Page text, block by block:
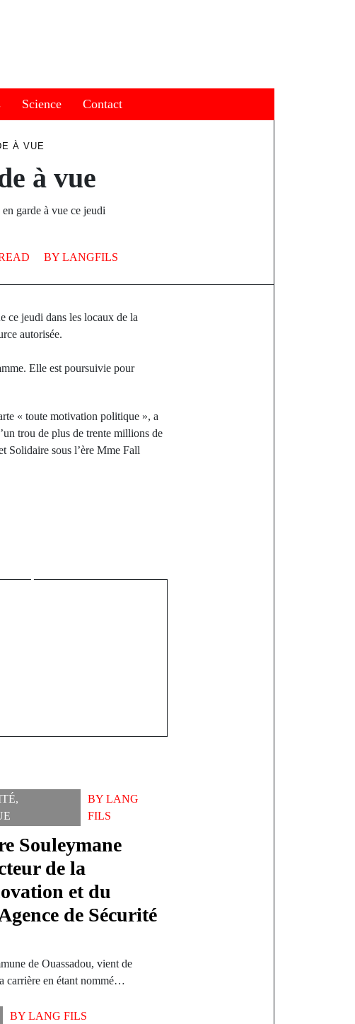
Science Contact
À VUE
à vue
garde à vue ce jeudi
BY LANGFILS
ce jeudi dans les locaux de la
autorisée.
Elle est poursuivie pour
« toute motivation politique », a
trou de plus de trente millions de
Solidaire sous l’ère Mme Fall
lancé aux
,
BYLANG
FILS
Souleymane
de la
et du
de Sécurité
de Ouassadou, vient de
carrière en étant nommé…
BYLANG FILS